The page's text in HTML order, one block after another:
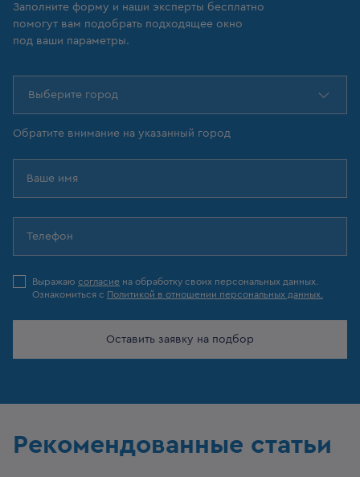
Заполните форму и наши эксперты бесплатно
помогут вам подобрать подходящее окно
под ваши параметры.
Выберите город
Обратите внимание на указанный город
Выражаю согласие на обработку своих персональных данных.
Ознакомиться с Политикой в отношении персональных данных.
Оставить заявку на подбор
Рекомендованные статьи